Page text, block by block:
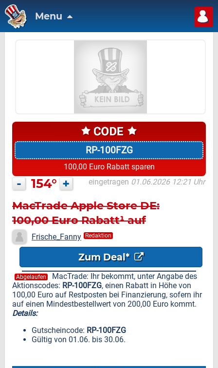
Menu
RP-100FZG
100,00 Euro Rabatt sparen
- 154° + eingetragen 01.06.2026 12:21 Uhr
MacTrade Apple Store DE:
100,00 Euro Rabatt¹ auf
Restposten bei Finanzierung
Frische_Fanny Redaktion
Zum Deal*
Abgelaufen
MacTrade: Ihr bekommt, unter Angabe des
Aktionscodes: RP-100FZG, einen Rabatt in Höhe von
100,00 Euro auf Restposten bei Finanzierung, sofern ihr
auf einen Mindestbestellwert von 200,00 Euro kommt.
Details:
Gutscheincode: RP-100FZG
Gültig von 01.06. bis 30.06.